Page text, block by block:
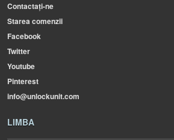
Contactați-ne
Starea comenzii
Facebook
Twitter
Youtube
Pinterest
info@unlockunit.com
LIMBA